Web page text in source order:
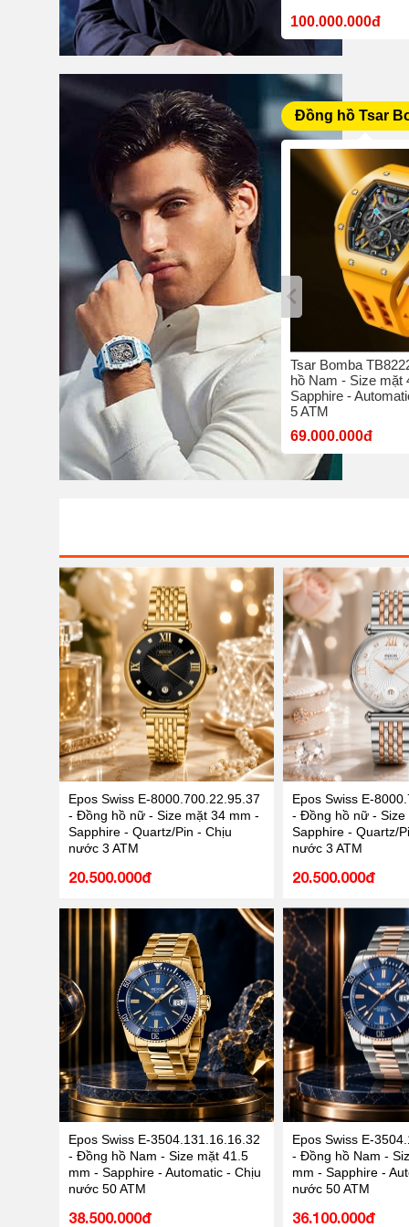
10.380.000đ 100.000.000đ
Đồng hồ Tsar
Tsar Bomba TB8204Q-05 - Đồng
hồ nam - Size mặt 42 mm -
Sapphire - Quartz/Pin - Chịu
nước 5 ATM
7.700.000đ
Tsar Bomba
hồ Nam - Size mặt
Sapphire -
5 ATM
69.000.000đ
Epos Swiss E-8000.700.22.95.37
- Đồng hồ nữ - Size mặt 34 mm -
Sapphire - Quartz/Pin - Chịu
nước 3 ATM
20.500.000đ
Epos Swiss E-
- Đồng hồ nữ - Size
Sapphire - Quartz/
nước 3 ATM
20.500.000đ
Epos Swiss E-3504.131.16.16.32
- Đồng hồ Nam - Size mặt 41.5
mm - Sapphire - Automatic - Chịu
nước 50 ATM
38.500.000đ
Epos Swiss E-
- Đồng hồ Nam -
mm - Sapphire -
nước 50 ATM
36.100.000đ